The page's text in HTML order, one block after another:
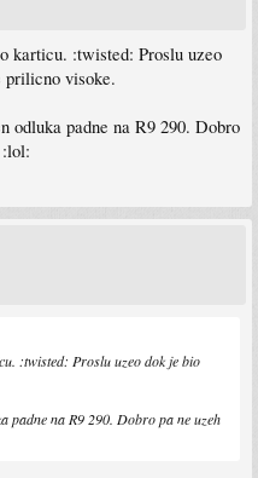
karticu. :twisted: Proslu uzeo
prilicno visoke.
padne na R9 290. Dobro
:twisted: Proslu uzeo dok je bio
padne na R9 290. Dobro pa ne uzeh